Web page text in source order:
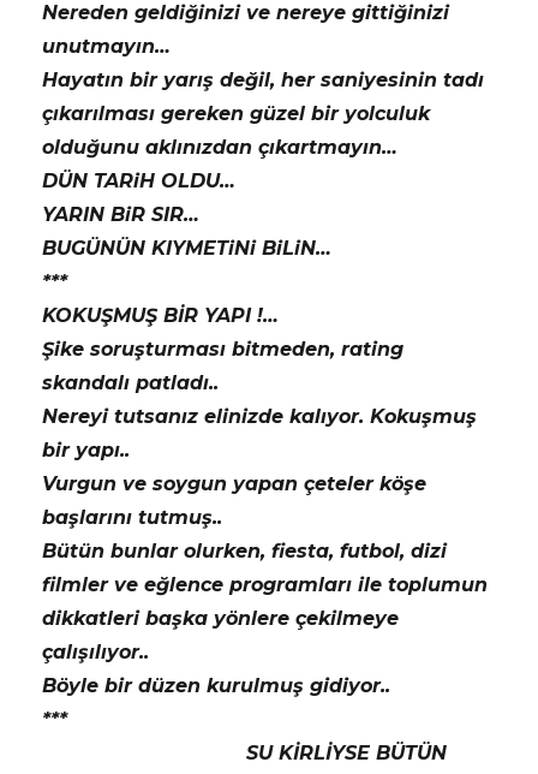
Nereden geldiğinizi ve nereye gittiğinizi
unutmayın…
Hayatın bir yarış değil, her saniyesinin tadı
çıkarılması gereken güzel bir yolculuk
olduğunu aklınızdan çıkartmayın…
DÜN TARiH OLDU…
YARIN BiR SIR…
BUGÜNÜN KIYMETiNi BiLiN…
***
KOKUŞMUŞ BİR YAPI !…
Şike soruşturması bitmeden, rating
skandalı patladı..
Nereyi tutsanız elinizde kalıyor. Kokuşmuş
bir yapı..
Vurgun ve soygun yapan çeteler köşe
başlarını tutmuş..
Bütün bunlar olurken, fiesta, futbol, dizi
filmler ve eğlence programları ile toplumun
dikkatleri başka yönlere çekilmeye
çalışılıyor..
Böyle bir düzen kurulmuş gidiyor..
***
SU KİRLİYSE BÜTÜN